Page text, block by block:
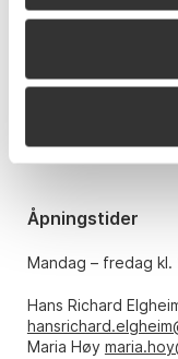
Grev Wedels Plass
0151 Oslo
E-post:
Åpningstider
Mandag – fredag
Hans Richard
Maria Høy